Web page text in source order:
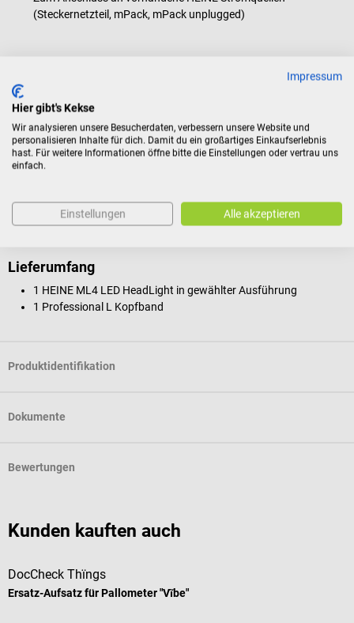
(Steckernetzteil, mPack, mPack unplugged)
Beleuchtungsstärke: 65.000 Lux
Koaxiales Licht mit hohem Farbwiedergabe- Index CRI (Colour
Rendering Index)
Betriebsdauer LED: 50.000 Stunden
(bei 420 mm Arbeitsabstand)
Lieferumfang
1 HEINE ML4 LED HeadLight in gewählter Ausführung
1 Professional L Kopfband
Produktidentifikation
Dokumente
Bewertungen
Kunden kauften auch
DocCheck Thïngs
Ersatz-Aufsatz für Pallometer "Vĩbe"
Impressum
Hier gibt's Kekse
Wir analysieren unsere Besucherdaten, verbessern unsere Website und
personalisieren Inhalte für dich. Damit du ein großartiges Einkaufserlebnis
hast. Für weitere Informationen öffne bitte die Einstellungen oder vertrau uns
einfach.
Einstellungen Alle akzeptieren